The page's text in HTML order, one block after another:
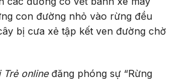
con đường nhỏ vào rừng đều
bị cưa xẻ tập kết ven đường chờ
Trẻ onlineđăng phóng sự “Rừng